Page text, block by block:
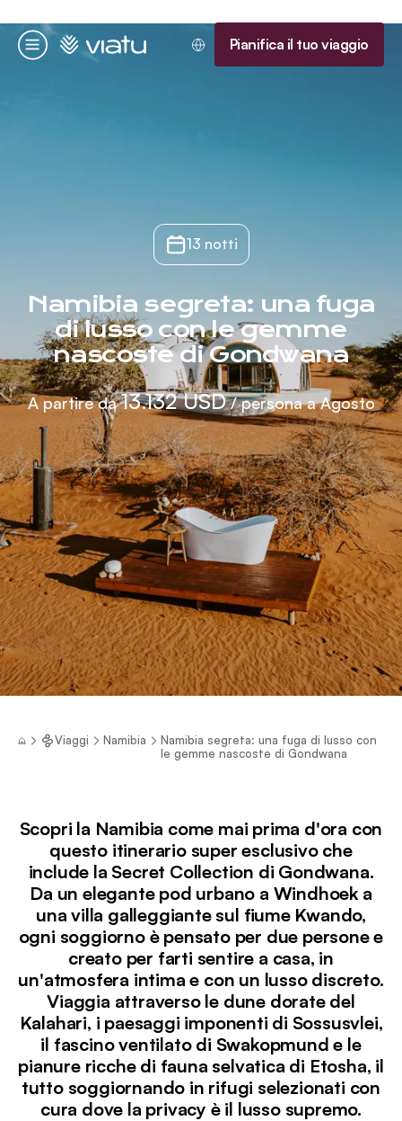
Menu
Homepage Pianifica il tuo viaggio
13 notti
Namibia segreta: una fuga
di lusso con le gemme
nascoste di Gondwana
A partire da13.132 USD/ persona a Agosto
Viaggi Namibia
Namibia segreta: una fuga di lusso con
le gemme nascoste di Gondwana
Scopri la Namibia come mai prima d'ora con
questo itinerario super esclusivo che
include la Secret Collection di Gondwana.
Da un elegante pod urbano a Windhoek a
una villa galleggiante sul fiume Kwando,
ogni soggiorno è pensato per due persone e
creato per farti sentire a casa, in
un'atmosfera intima e con un lusso discreto.
Viaggia attraverso le dune dorate del
Kalahari, i paesaggi imponenti di Sossusvlei,
il fascino ventilato di Swakopmund e le
pianure ricche di fauna selvatica di Etosha, il
tutto soggiornando in rifugi selezionati con
cura dove la privacy è il lusso supremo.